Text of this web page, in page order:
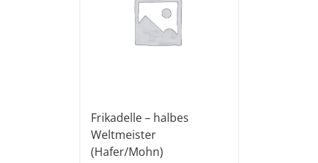
Frikadelle – halbes
Weltmeister
(Hafer/Mohn)